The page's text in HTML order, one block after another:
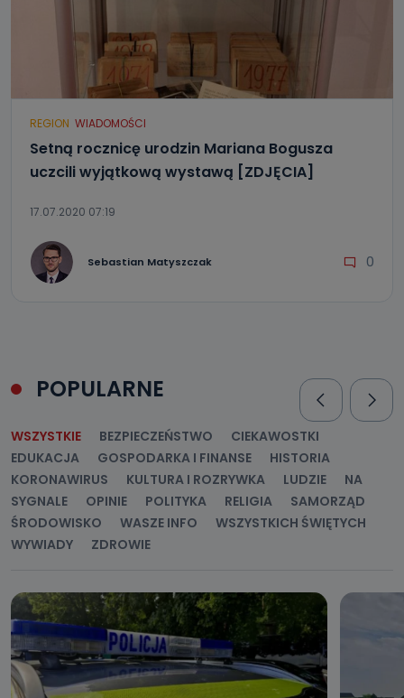
REGION WIADOMOŚCI
Setną rocznicę urodzin Mariana Bogusza
uczcili wyjątkową wystawą [ZDJĘCIA]
17.07.2020 07:19
Sebastian Matyszczak 0
POPULARNE
WSZYSTKIE BEZPIECZEŃSTWO
CIEKAWOSTKI
EDUKACJA
GOSPODARKA I FINANSE
HISTORIA
KORONAWIRUS
KULTURA I ROZRYWKA LUDZIE
NA
SYGNALE
OPINIE POLITYKA RELIGIA
SAMORZĄD
ŚRODOWISKO
WASZE INFO
WSZYSTKICH ŚWIĘTYCH
WYWIADY
ZDROWIE